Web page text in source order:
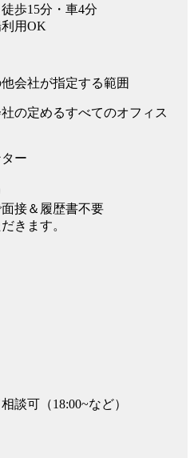
歩15分・車4分
用OK
会社が指定する範囲
の定めるすべてのオフィス
ー
接＆履歴書不要
きます。
談可（18:00~など）